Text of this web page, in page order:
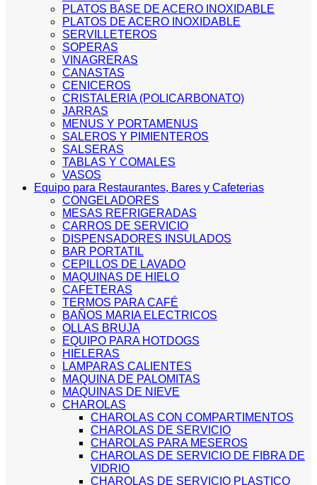
PLATOS BASE DE ACERO INOXIDABLE
PLATOS DE ACERO INOXIDABLE
SERVILLETEROS
SOPERAS
VINAGRERAS
CANASTAS
CENICEROS
CRISTALERIA (POLICARBONATO)
JARRAS
MENUS Y PORTAMENUS
SALEROS Y PIMIENTEROS
SALSERAS
TABLAS Y COMALES
VASOS
Equipo para Restaurantes, Bares y Cafeterias
CONGELADORES
MESAS REFRIGERADAS
CARROS DE SERVICIO
DISPENSADORES INSULADOS
BAR PORTATIL
CEPILLOS DE LAVADO
MAQUINAS DE HIELO
CAFETERAS
TERMOS PARA CAFÉ
BAÑOS MARIA ELECTRICOS
OLLAS BRUJA
EQUIPO PARA HOTDOGS
HIELERAS
LAMPARAS CALIENTES
MAQUINA DE PALOMITAS
MAQUINAS DE NIEVE
CHAROLAS
CHAROLAS CON COMPARTIMENTOS
CHAROLAS DE SERVICIO
CHAROLAS PARA MESEROS
CHAROLAS DE SERVICIO DE FIBRA DE
VIDRIO
CHAROLAS DE SERVICIO PLASTICO